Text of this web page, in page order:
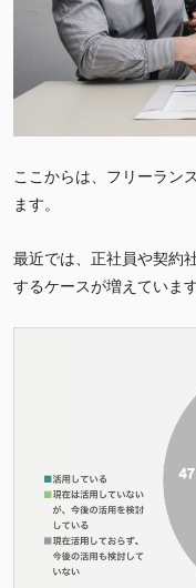
ここからは、フリーラン
ます。
最近では、正社員や契約
するケースが増えています